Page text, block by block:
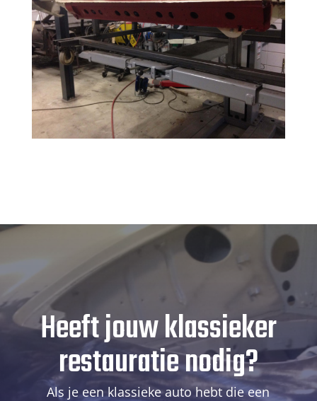
Heeft jouw klassieker
restauratie nodig?
Als je een klassieke auto hebt die een